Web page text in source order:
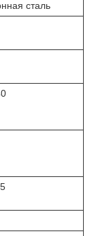
сталь